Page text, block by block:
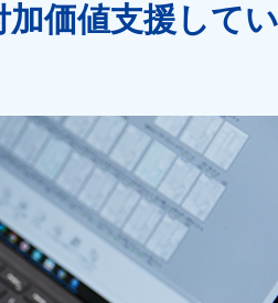
加価値支援してい